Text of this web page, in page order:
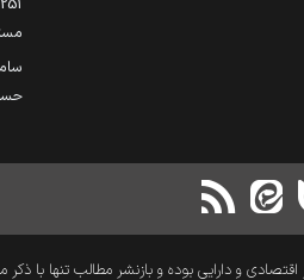
و دارایی بوده و بازنشر مطالب تنها با ذکر